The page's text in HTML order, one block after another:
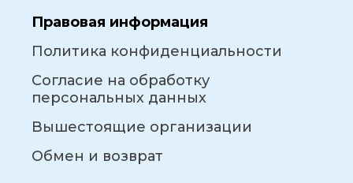
Правовая информация
Политика конфиденциальности
Согласие на обработку
персональных данных
Вышестоящие организации
Обмен и возврат